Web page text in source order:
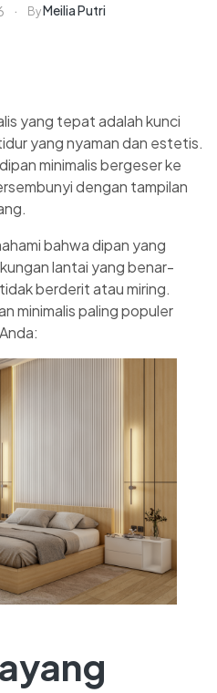
ByMeilia Putri
yang tepat adalah kunci
yang nyaman dan estetis.
minimalis bergeser ke
dengan tampilan
bahwa dipan yang
lantai yang benar-
berderit atau miring.
minimalis paling populer